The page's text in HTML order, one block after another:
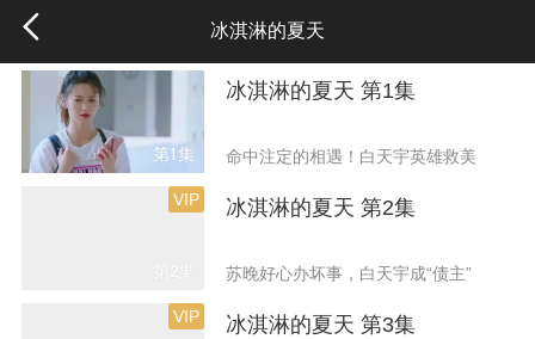
冰淇淋的夏天
第1集
冰淇淋的夏天 第1集
命中注定的相遇！白天宇英雄救美
第2集
VIP 冰淇淋的夏天 第2集
苏晚好心办坏事，白天宇成“债主”
VIP 冰淇淋的夏天 第3集